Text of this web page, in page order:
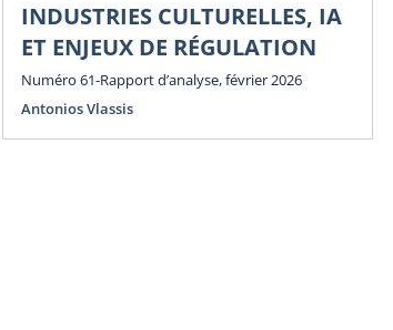
INDUSTRIES CULTURELLES, IA
ET ENJEUX DE RÉGULATION
Numéro 61-Rapport d’analyse, février 2026
Antonios Vlassis